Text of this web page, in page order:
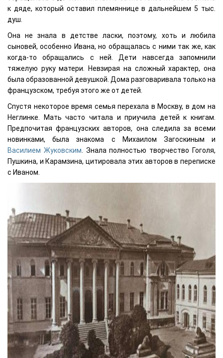
к дяде, который оставил племяннице в дальнейшем 5 тыс.
душ.
Она не знала в детстве ласки, поэтому, хоть и любила
сыновей, особенно Ивана, но обращалась с ними так же, как
когда-то обращались с ней. Дети навсегда запомнили
тяжелую руку матери. Невзирая на сложный характер, она
была образованной девушкой. Дома разговаривала только на
французском, требуя этого же от детей.
Спустя некоторое время семья перехала в Москву, в дом на
Неглинке. Мать часто читала и приучила детей к книгам.
Предпочитая французских авторов, она следила за всеми
новинками, была знакома с Михаилом Загоскиным и
Василием Жуковским . Знала полностью творчество Гоголя,
Пушкина, и Карамзина, цитировала этих авторов в переписке
с Иваном.